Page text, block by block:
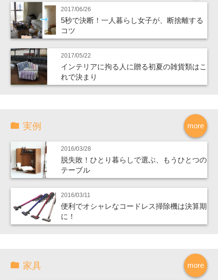
2017/06/26
5秒で決断！一人暮らし女子が、断捨離する
コツ
2017/05/22
インテリアに拘る人に贈る初夏の雑貨類はこ
れで決まり
more
実例
2016/03/28
脱失敗！ひとり暮らしで選ぶ、もうひとつの
テーブル
2016/03/11
便利でオシャレなコードレス掃除機は決算期
に！
more
家具